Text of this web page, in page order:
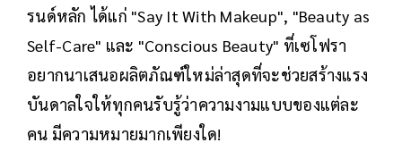
รนด์หลัก ได้แก่ "Say It With Makeup", "Beauty as
Self-Care" และ "Conscious Beauty" ที่เซโฟรา
อยากนาเสนอผลิตภัณฑ์ใหม่ล่าสุดที่จะช่วยสร้างแรง
บันดาลใจให้ทุกคนรับรู้ว่าความงามแบบของแต่ละ
คน มีความหมายมากเพียงใด!